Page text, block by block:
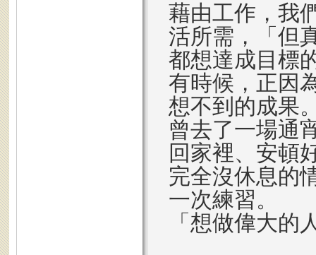
藉由工作，我
活所需，「但
都想達成目標
有時候，正因
想不到的成果
曾去了一場通
回家裡、安頓
完全沒休息的
一次練習。
「想做偉大的